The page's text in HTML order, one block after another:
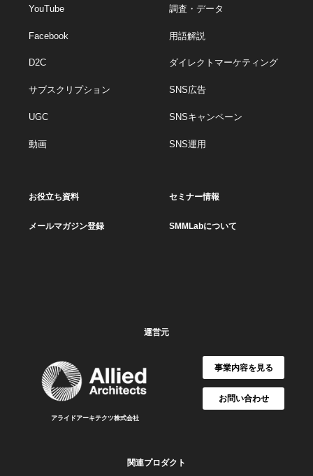
YouTube
Facebook
D2C
サブスクリプション
UGC
動画
調査・データ
用語解説
ダイレクトマーケティング
SNS広告
SNSキャンペーン
SNS運用
お役立ち資料 セミナー情報
メールマガジン登録 SMMLabについて
運営元
アライドアーキテクツ株式会社
事業内容を見る
お問い合わせ
関連プロダクト